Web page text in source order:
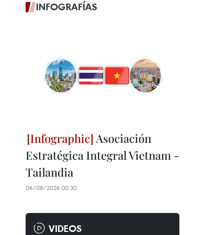
INFOGRAFÍAS
Asociación
Estratégica Integral Vietnam -
Tailandia
06/08/2026 00:30
VIDEOS